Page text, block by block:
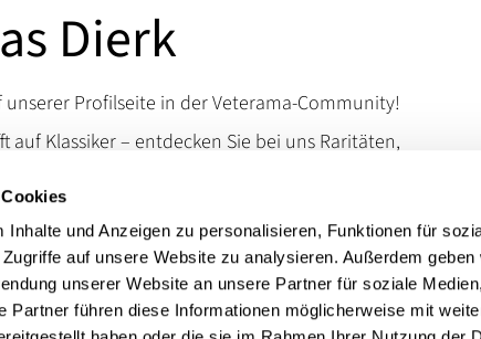
Inhalte und Anzeigen zu personalisieren, Funktionen für
auf unsere Website zu analysieren. Außerdem geben
unserer Website an unsere Partner für soziale
Partner führen diese Informationen möglicherweise mit
Dierk
Profilseite in der Veterama-Community!
auf Klassiker – entdecken Sie bei uns Raritäten,
Sie uns auf der VETERAMA und tauchen Sie ein in
Raritäten.
Sie uns über unsere Kontaktdaten.
Autoteile, Motorradteile